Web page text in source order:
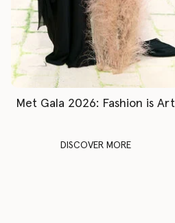
Met Gala 2026: Fashion is Art
DISCOVER MORE